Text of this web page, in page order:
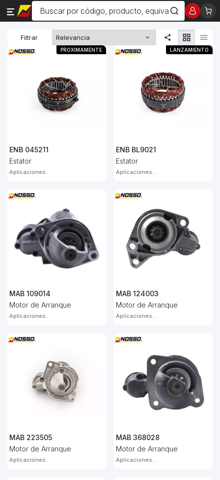
Filtrar
ENB 045211
Estator
Aplicaciones...
PROXIMAMENTE
ENB BL9021
Estator
Aplicaciones...
LANZAMIENTO
MAB 109014
Motor de Arranque
Aplicaciones...
MAB 124003
Motor de Arranque
Aplicaciones...
MAB 223505
Motor de Arranque
Aplicaciones...
MAB 368028
Motor de Arranque
Aplicaciones...